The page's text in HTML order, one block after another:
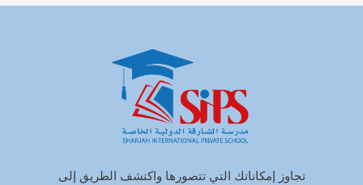
تجاوز إمكاناتك التي تتصورها واكتشف الطريق إلى